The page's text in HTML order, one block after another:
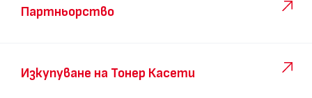
Партньорство
Изкупуване на Тонер Касети